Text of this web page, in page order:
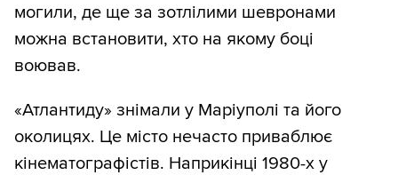
могили, де ще за зотлілими шевронами
можна встановити, хто на якому боці
воював.
«Атлантиду» знімали у Маріуполі та його
околицях. Це місто нечасто приваблює
кінематографістів. Наприкінці 1980-х у